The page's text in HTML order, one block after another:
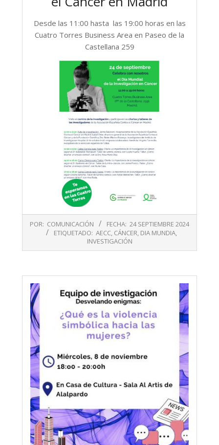
Desde las 11:00 hasta las 19:00 horas en las
Cuatro Torres Business Area en Paseo de la
Castellana 259
09-
POR: COMUNICACIÓN FECHA: 24 SEPTIEMBRE 2024
ETIQUETADO: AECC, CÁNCER, DIA MUNDIA,
INVESTIGACIÓN